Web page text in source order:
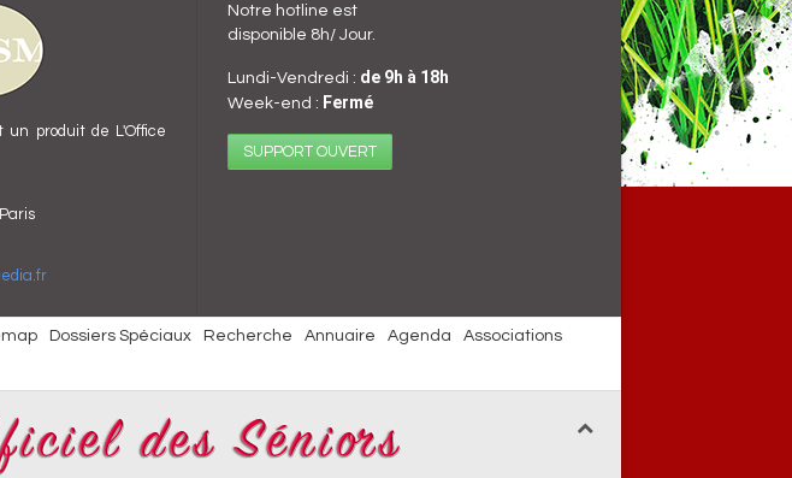
un produit de L'Office
Notre hotline est
disponible 8h/ Jour.
Lundi-Vendredi : de 9h à 18h
Week-end : Fermé
SUPPORT OUVERT
Dossiers Spéciaux Recherche Annuaire Agenda Associations